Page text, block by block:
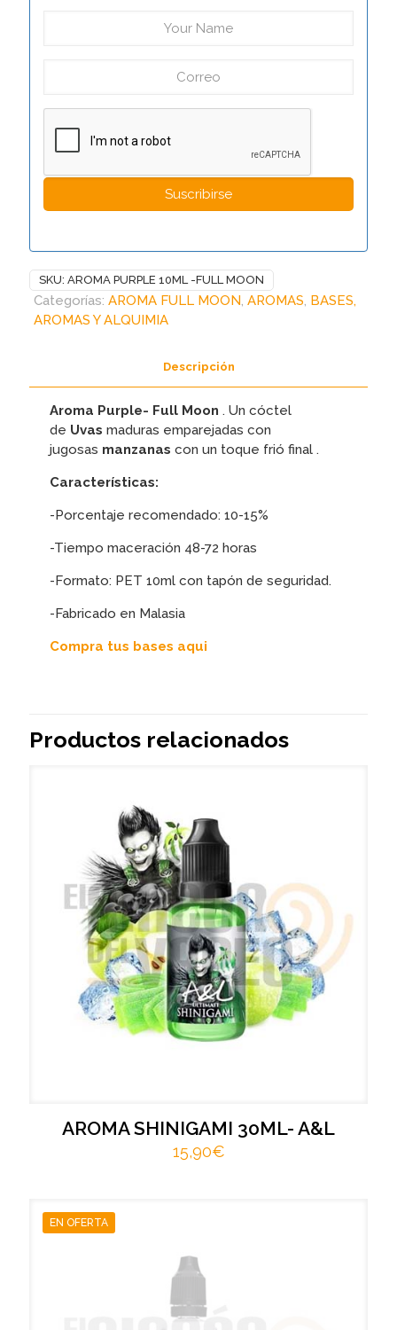
SKU: AROMA PURPLE 10ML -FULL MOON
Categorías: AROMA FULL MOON, AROMAS, BASES,
AROMAS Y ALQUIMIA
Descripción
Aroma Purple- Full Moon . Un cóctel
de Uvas maduras emparejadas con
jugosas manzanascon un toque frió final .
Características:
-Porcentaje recomendado: 10-15%
-Tiempo maceración 48-72 horas
-Formato: PET 10ml con tapón de seguridad.
-Fabricado en Malasia
Compra tus bases aqui
Productos relacionados
AROMA SHINIGAMI 30ML- A&L
15,90€
EN OFERTA